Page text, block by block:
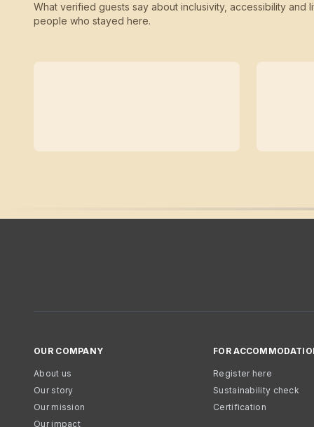
What verified guests say about inclusivity, accessibility and
people who stayed here.
OUR COMPANY
About us
Our story
Our mission
Our impact
FOR
Register here
Sustainability check
Certification